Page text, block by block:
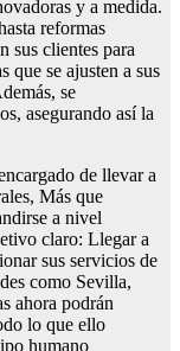
y a medida.
reformas
sus clientes para
que se ajusten a sus
se
asegurando así la
de llevar a
Más que
a nivel
claro: Llegar a
sus servicios de
como Sevilla,
ahora podrán
lo que ello
humano